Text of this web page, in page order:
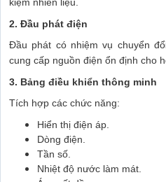
2. Đầu phát điện
Đầu phát có nhiệm vụ chuyển
cung cấp nguồn điện ổn định cho
3. Bảng điều khiển thông minh
Tích hợp các chức năng:
Hiển thị điện áp.
Dòng điện.
Tần số.
Nhiệt độ nước làm mát.